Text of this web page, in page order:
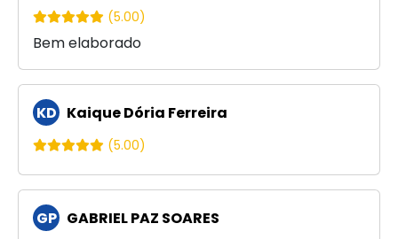
(5.00)
Bem elaborado
KD Kaique Dória Ferreira
(5.00)
GP GABRIEL PAZ SOARES